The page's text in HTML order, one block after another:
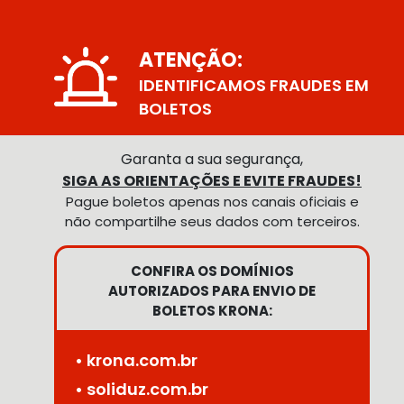
ATENÇÃO:
IDENTIFICAMOS FRAUDES EM
BOLETOS
Garanta a sua segurança,
SIGA AS ORIENTAÇÕES E EVITE FRAUDES!
Pague boletos apenas nos canais oficiais e
não compartilhe seus dados com terceiros.
CONFIRA OS DOMÍNIOS
AUTORIZADOS PARA ENVIO DE
BOLETOS KRONA:
• krona.com.br
• soliduz.com.br